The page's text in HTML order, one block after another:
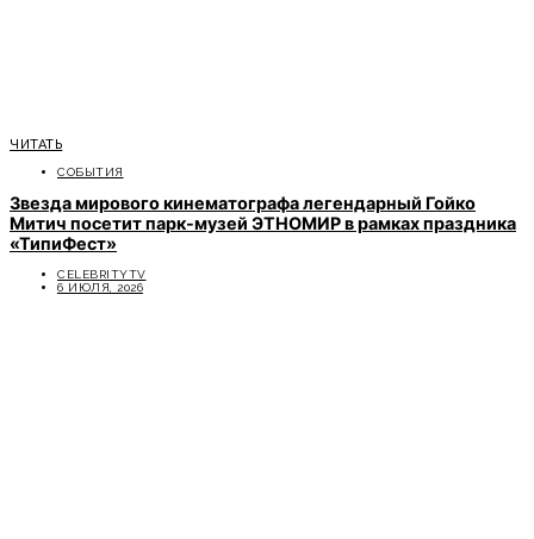
ЧИТАТЬ
СОБЫТИЯ
Звезда мирового кинематографа легендарный Гойко
Митич посетит парк-музей ЭТНОМИР в рамках праздника
«ТипиФест»
CELEBRITYTV
6 ИЮЛЯ, 2026